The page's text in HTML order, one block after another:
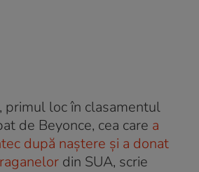
primul loc în clasamentul
de Beyonce, cea care a
după naștere și a donat
din SUA, scrie